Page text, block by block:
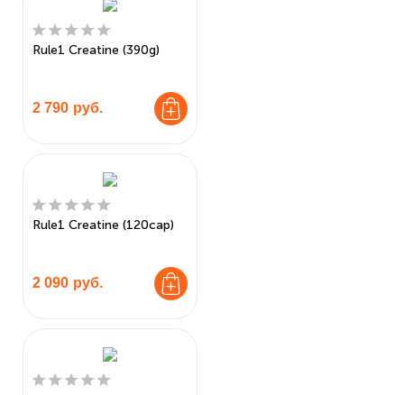
Rule1 Creatine (390g)
2 790 руб.
Rule1 Creatine (120cap)
2 090 руб.